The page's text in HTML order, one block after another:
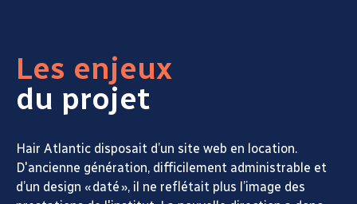
Les enjeux
du projet
Hair Atlantic disposait d’un site web en location.
D'ancienne génération, difficilement administrable et
d’un design « daté », il ne reflétait plus l’image des